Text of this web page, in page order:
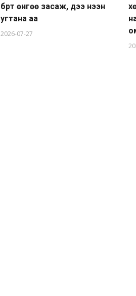
бүрт өнгөө засаж, үүдээ нээн
угтана аа
2026-07-27